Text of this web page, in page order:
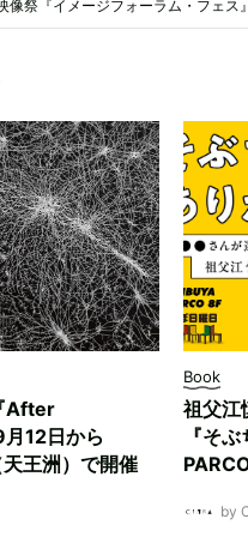
像祭『イメージフォーラム・フェス
After
12日から
王洲）で開催
Book
祖父江
『そ
by